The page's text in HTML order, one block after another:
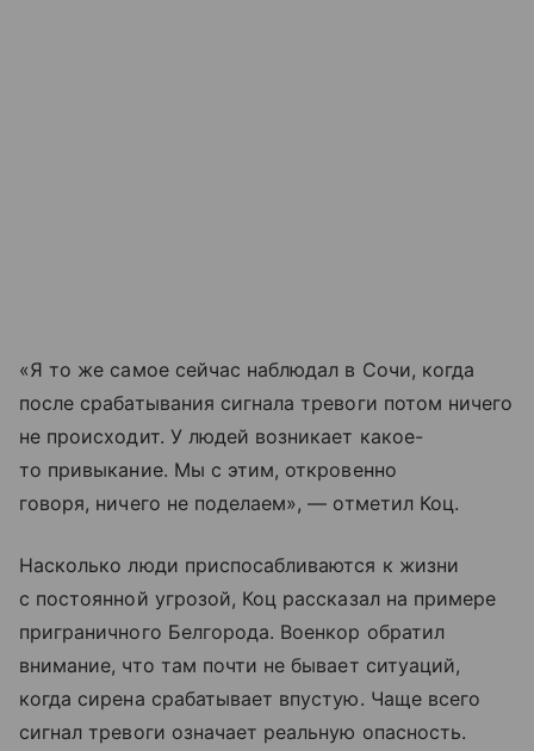
«Я то же самое сейчас наблюдал в Сочи, когда
после срабатывания сигнала тревоги потом ничего
не происходит. У людей возникает какое-
то привыкание. Мы с этим, откровенно
говоря, ничего не поделаем», — отметил Коц.
Насколько люди приспосабливаются к жизни
с постоянной угрозой, Коц рассказал на примере
приграничного Белгорода. Военкор обратил
внимание, что там почти не бывает ситуаций,
когда сирена срабатывает впустую. Чаще всего
сигнал тревоги означает реальную опасность.